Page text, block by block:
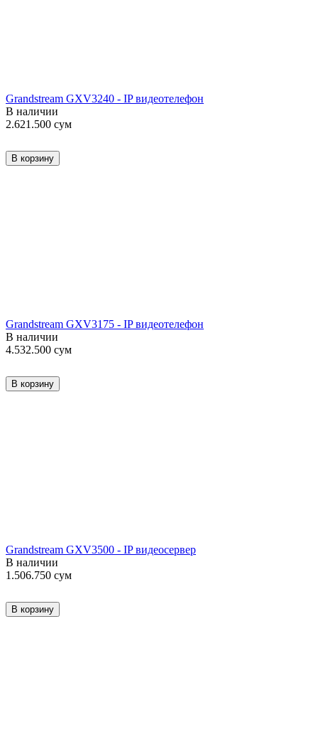
Grandstream GXV3240 - IP видеотелефон
В наличии
2.621.500 сум
В корзину
Grandstream GXV3175 - IP видеотелефон
В наличии
4.532.500 сум
В корзину
Grandstream GXV3500 - IP видеосервер
В наличии
1.506.750 сум
В корзину